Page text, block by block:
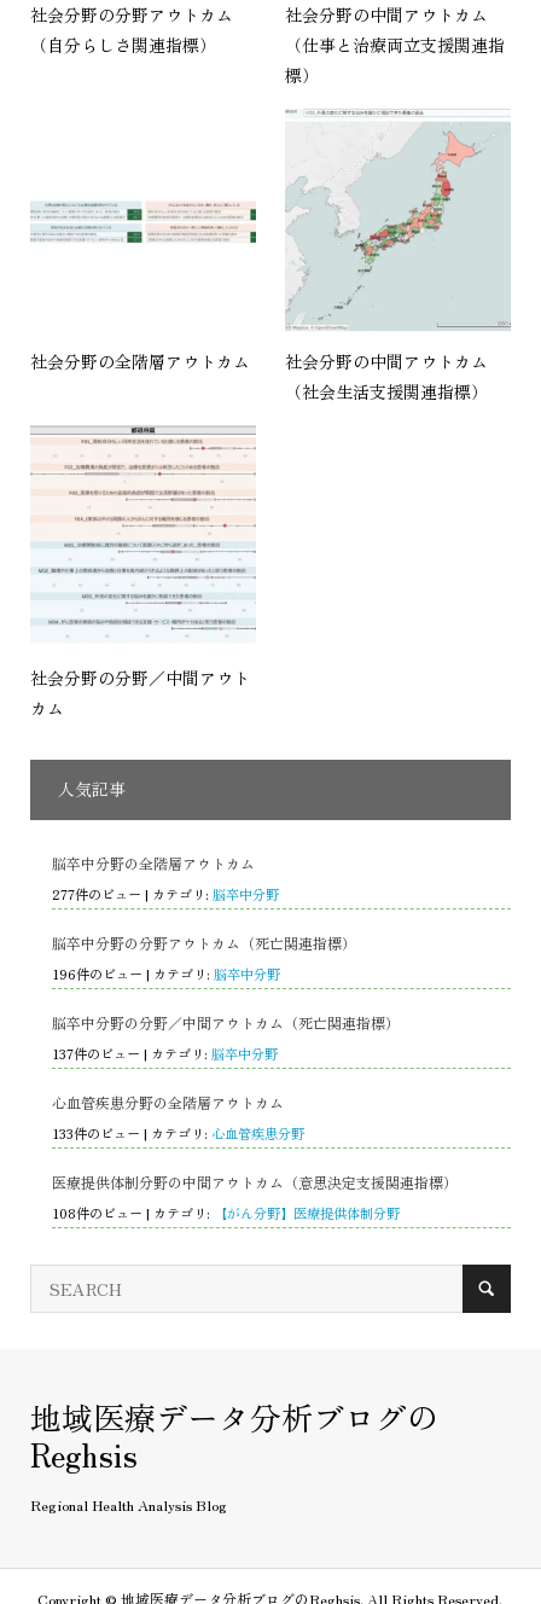
社会分野の分野アウトカム
（自分らしさ関連指標）
社会分野の中間アウトカム
（仕事と治療両立支援関連指
標）
社会分野の全階層アウトカム
社会分野の中間アウトカム
（社会生活支援関連指標）
社会分野の分野／中間アウト
カム
人気記事
脳卒中分野の全階層アウトカム
277件のビュー | カテゴリ: 脳卒中分野
脳卒中分野の分野アウトカム（死亡関連指標）
196件のビュー | カテゴリ: 脳卒中分野
脳卒中分野の分野／中間アウトカム（死亡関連指標）
137件のビュー | カテゴリ: 脳卒中分野
心血管疾患分野の全階層アウトカム
133件のビュー | カテゴリ: 心血管疾患分野
医療提供体制分野の中間アウトカム（意思決定支援関連指標）
108件のビュー | カテゴリ: 【がん分野】医療提供体制分野
地域医療データ分析ブログの
Reghsis
Regional Health Analysis Blog
Copyright © 地域医療データ分析ブログのReghsis. All Rights Reserved.